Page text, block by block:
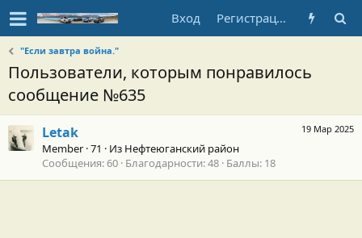
Вход Регистрация
"Если завтра война."
Пользователи, которым понравилось
сообщение №635
19 Мар 2025
Letak
Member ·71 · Из Нефтеюганский район
Сообщения 60 Благодарности 48 Баллы 18